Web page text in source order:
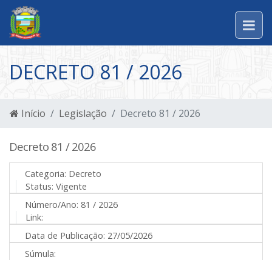
DECRETO 81 / 2026
Início Legislação Decreto 81 / 2026
Decreto 81 / 2026
Categoria: Decreto
Status: Vigente
Número/Ano: 81 / 2026
Link:
Data de Publicação: 27/05/2026
Súmula: